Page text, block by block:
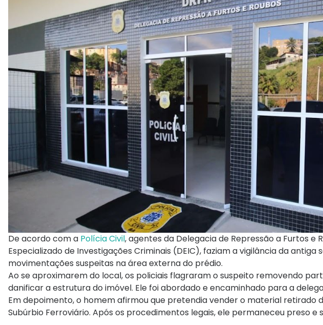
De acordo com a Polícia Civil, agentes da Delegacia de Repressão a Furtos e
Especializado de Investigações Criminais (DEIC), faziam a vigilância da
movimentações suspeitas na área externa do prédio.
Ao se aproximarem do local, os policiais flagraram o suspeito removendo
danificar a estrutura do imóvel. Ele foi abordado e encaminhado para a
Em depoimento, o homem afirmou que pretendia vender o material retirado
Subúrbio Ferroviário. Após os procedimentos legais, ele permaneceu preso e